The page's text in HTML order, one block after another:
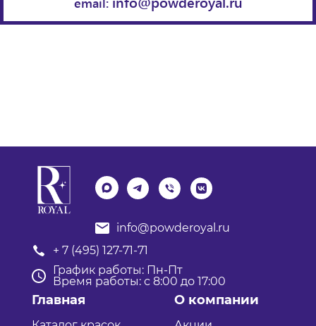
info@powderoyal.ru
+ 7 (495) 127-71-71
График работы: Пн-Пт
Время работы: с 8:00 до 17:00
Главная О компании